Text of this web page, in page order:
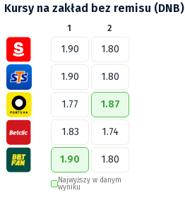
Kursy na zakład bez remisu (DNB)
1 2
1.90 1.80
1.90 1.80
1.77 1.87
1.83 1.74
1.90 1.80
Najwyższy w danym
wyniku